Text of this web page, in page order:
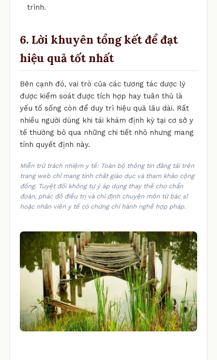
trình.
6. Lời khuyên tổng kết để đạt
hiệu quả tốt nhất
Bên cạnh đó, vai trò của các tương tác dược lý
được kiểm soát được tích hợp hay tuân thủ là
yếu tố sống còn để duy trì hiệu quả lâu dài. Rất
nhiều người dùng khi tái khám định kỳ tại cơ sở y
tế thường bỏ qua những chi tiết nhỏ nhưng mang
tính quyết định này.
Miễn trừ trách nhiệm y tế: Toàn bộ thông tin đăng tải trên
trang web chỉ mang tính chất giáo dục và tham khảo cộng
đồng. Tuyệt đối không tự ý áp dụng thay thế cho chẩn
đoán, phác đồ điều trị và chỉ định chuyên môn từ bác sĩ
hoặc nhân viên y tế có chứng chỉ hành nghề hợp pháp.